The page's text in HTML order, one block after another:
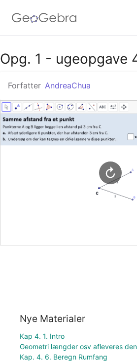
Google Classroom
GeoGebra Classroom
Log ind
Opg. 1 - ugeopgave
Forfatter AndreaChua
Nye Materialer
Kap 4. 1. Intro
Geometri længder osv afleveres
Kap. 4. 6. Beregn Rumfang